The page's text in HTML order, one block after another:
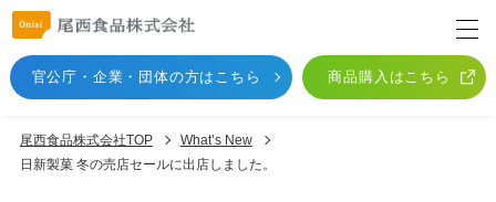
官公庁・企業・団体の方はこちら 商品購入はこちら
尾西食品株式会社TOP
What’s New
日新製菓 冬の売店セールに出店しました。